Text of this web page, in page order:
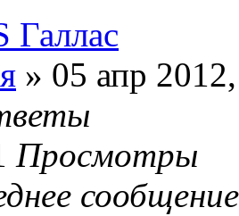
Галлас
» 05 апр
Просмотры